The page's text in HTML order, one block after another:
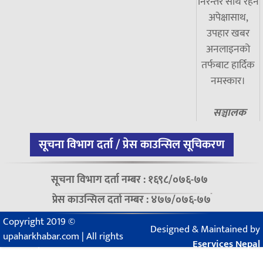
अपेक्षासाथ,
उपहार खबर
अनलाइनको
तर्फबाट हार्दिक
नमस्कार।
सञ्चालक
सूचना विभाग दर्ता / प्रेस काउन्सिल सूचिकरण
सूचना विभाग दर्ता नम्बर : १६९८/०७६-७७
प्रेस काउन्सिल दर्ता नम्बर : ४७७/०७६-७७
Copyright 2019 ©
upaharkhabar.com | All rights
reserved.
Designed & Maintained by
Eservices Nepal